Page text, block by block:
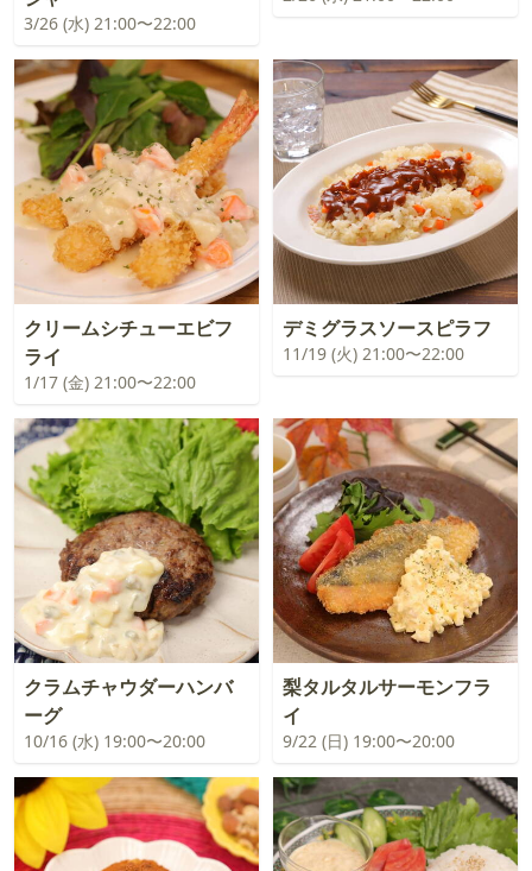
3/26 (水) 21:00〜22:00
クリームシチューエビフ
ライ
1/17 (金) 21:00〜22:00
デミグラスソースピラフ
11/19 (火) 21:00〜22:00
クラムチャウダーハンバ
ーグ
10/16 (水) 19:00〜20:00
梨タルタルサーモンフラ
イ
9/22 (日) 19:00〜20:00